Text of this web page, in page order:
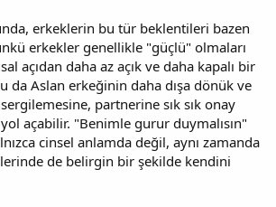
erkeklerin bu tür beklentileri bazen
erkekler genellikle "güçlü" olmaları
açıdan daha az açık ve daha kapalı bir
da Aslan erkeğinin daha dışa dönük ve
partnerine sık sık onay
açabilir. "Benimle gurur duymalısın"
cinsel anlamda değil, aynı zamanda
de belirgin bir şekilde kendini